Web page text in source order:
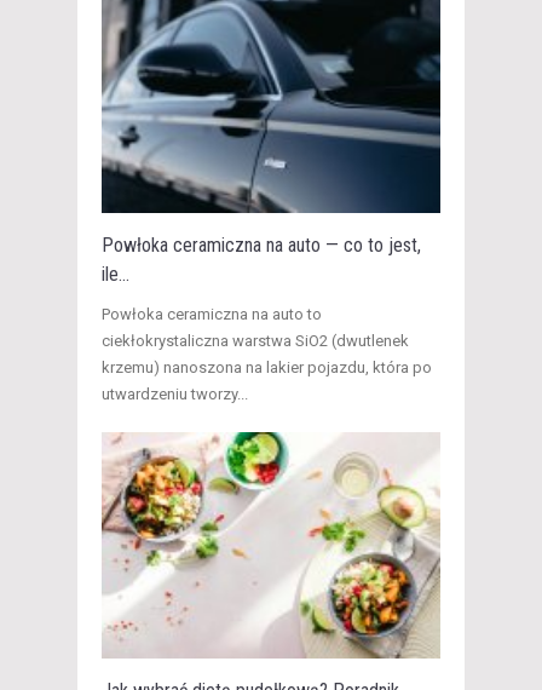
Powłoka ceramiczna na auto — co to jest,
ile...
​Powłoka ceramiczna na auto to
ciekłokrystaliczna warstwa SiO2 (dwutlenek
krzemu) nanoszona na lakier pojazdu, która po
utwardzeniu tworzy...